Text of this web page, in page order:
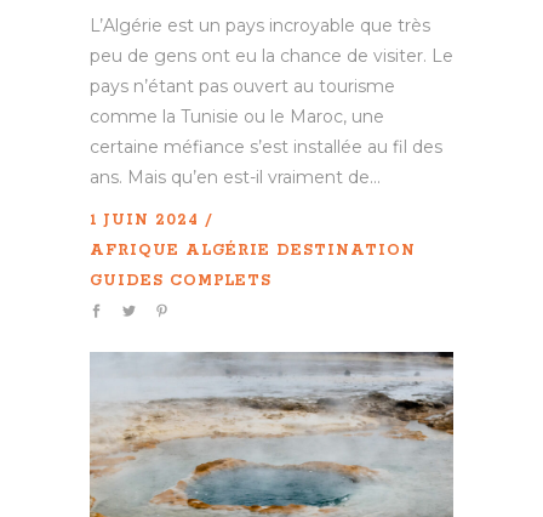
L’Algérie est un pays incroyable que très
peu de gens ont eu la chance de visiter. Le
pays n’étant pas ouvert au tourisme
comme la Tunisie ou le Maroc, une
certaine méfiance s’est installée au fil des
ans. Mais qu’en est-il vraiment de...
1 JUIN 2024
AFRIQUE ALGÉRIE DESTINATION
GUIDES COMPLETS